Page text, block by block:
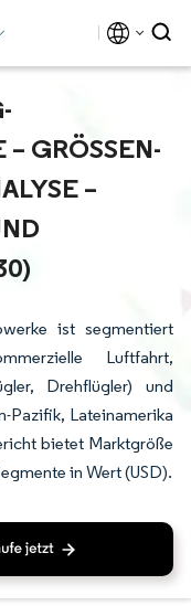
GRÖSSEN- U
– W
P
ist segmentiert
Luftfahrt,
Drehflügler) und
Pazifik, Lateinamerika
bietet Marktgröße
in Wert (USD).